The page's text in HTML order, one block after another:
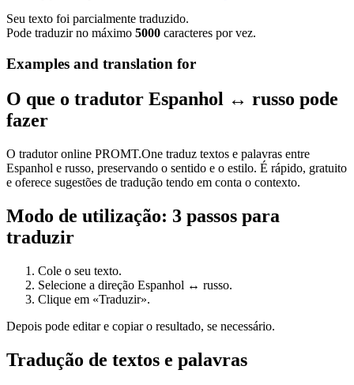
Seu texto foi parcialmente traduzido.
Pode traduzir no máximo 5000 caracteres por vez.
Examples and translation for
O que o tradutor Espanhol ↔ russo pode
fazer
O tradutor online PROMT.One traduz textos e palavras entre
Espanhol e russo, preservando o sentido e o estilo. É rápido, gratuito
e oferece sugestões de tradução tendo em conta o contexto.
Modo de utilização: 3 passos para
traduzir
Cole o seu texto.
Selecione a direção Espanhol ↔ russo.
Clique em «Traduzir».
Depois pode editar e copiar o resultado, se necessário.
Tradução de textos e palavras